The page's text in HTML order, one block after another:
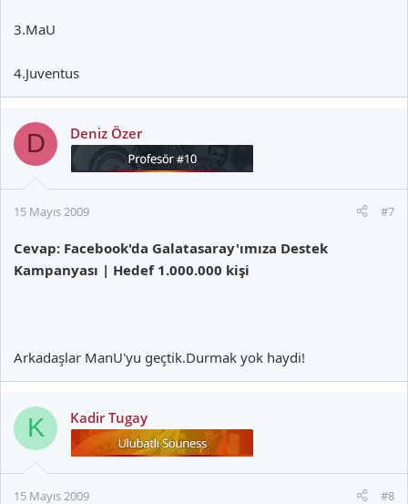
3.MaU
4.Juventus
D Deniz Özer
15 Mayıs 2009 #7
Cevap: Facebook'da Galatasaray'ımıza Destek
Kampanyası | Hedef 1.000.000 kişi
Arkadaşlar ManU'yu geçtik.Durmak yok haydi!
K Kadir Tugay
15 Mayıs 2009 #8